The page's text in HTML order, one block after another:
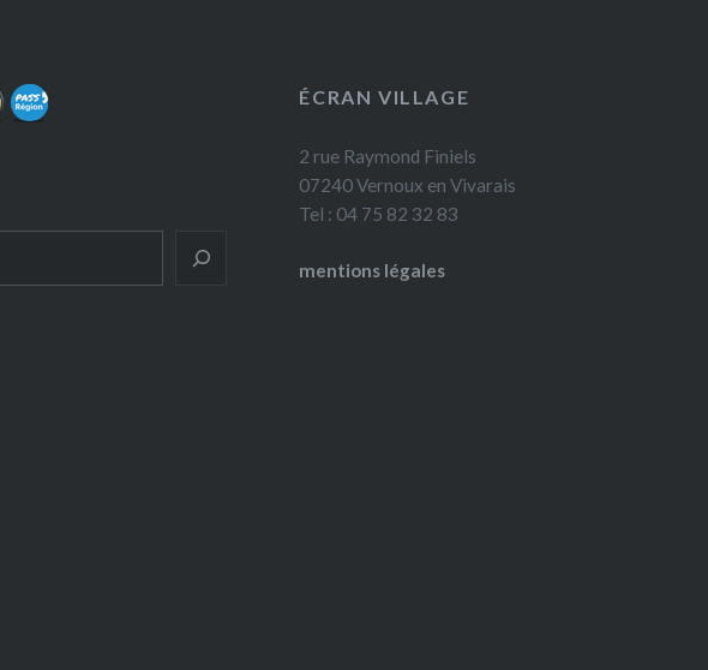
ÉCRAN VILLAGE
2 rue Raymond Finiels
07240 Vernoux en Vivarais
Tel : 04 75 82 32 83
mentions légales